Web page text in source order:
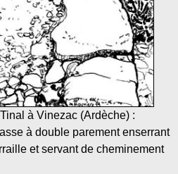
à Vinezac (Ardèche) :
à double parement enserrant
et servant de cheminement